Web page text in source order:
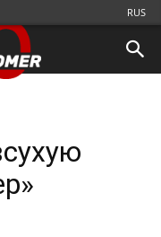
RUS